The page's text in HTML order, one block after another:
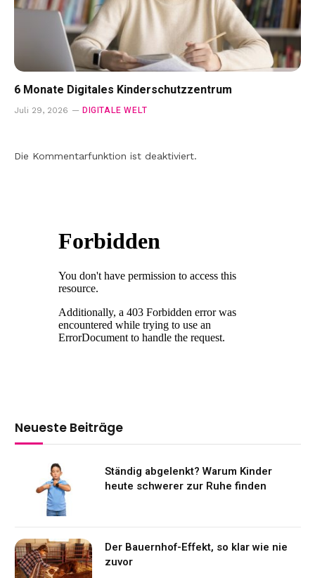
6 Monate Digitales Kinderschutzzentrum
Juli 29, 2026 DIGITALE WELT
Die Kommentarfunktion ist deaktiviert.
Neueste Beiträge
Ständig abgelenkt? Warum Kinder
heute schwerer zur Ruhe finden
Der Bauernhof-Effekt, so klar wie nie
zuvor